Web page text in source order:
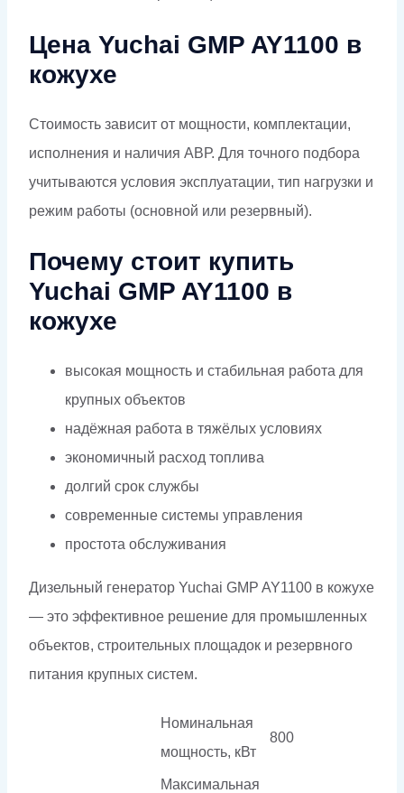
Цена Yuchai GMP AY1100 в
кожухе
Стоимость зависит от мощности, комплектации,
исполнения и наличия АВР. Для точного подбора
учитываются условия эксплуатации, тип нагрузки и
режим работы (основной или резервный).
Почему стоит купить
Yuchai GMP AY1100 в
кожухе
высокая мощность и стабильная работа для
крупных объектов
надёжная работа в тяжёлых условиях
экономичный расход топлива
долгий срок службы
современные системы управления
простота обслуживания
Дизельный генератор Yuchai GMP AY1100 в кожухе
— это эффективное решение для промышленных
объектов, строительных площадок и резервного
питания крупных систем.
Номинальная
мощность, кВт
800
Максимальная